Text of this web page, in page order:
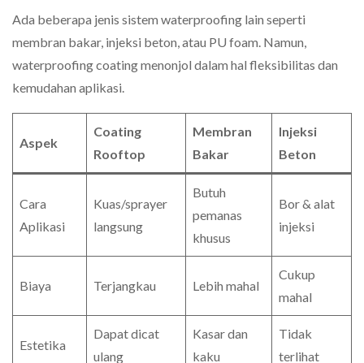
Ada beberapa jenis sistem waterproofing lain seperti
membran bakar, injeksi beton, atau PU foam. Namun,
waterproofing coating menonjol dalam hal fleksibilitas dan
kemudahan aplikasi.
Aspek
Coating
Rooftop
Membran
Bakar
Injeksi
Beton
Cara
Aplikasi
Kuas/sprayer
langsung
Butuh
pemanas
khusus
Bor & alat
injeksi
Biaya Terjangkau Lebih mahal
Cukup
mahal
Estetika
Dapat dicat
ulang
Kasar dan
kaku
Tidak
terlihat